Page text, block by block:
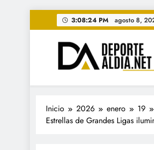
al
contenido
3:08:25 PM agosto 8,
• DEPORTE
www.deportealdia.net
Inicio 2026 enero
19
Estrellas de Grandes Ligas